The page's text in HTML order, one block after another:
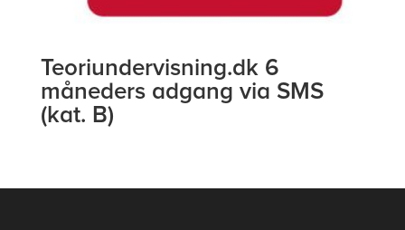
Teoriundervisning.dk 6
måneders adgang via SMS
(kat. B)